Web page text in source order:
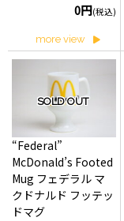
0円(税込)
more view
SOLD OUT
“Federal”
McDonald’s Footed
Mug フェデラル マ
クドナルド フッテッ
ドマグ